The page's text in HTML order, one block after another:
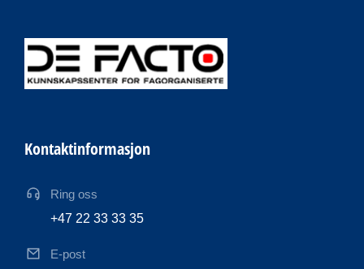
Kontaktinformasjon
Ring oss
+47 22 33 33 35
E-post